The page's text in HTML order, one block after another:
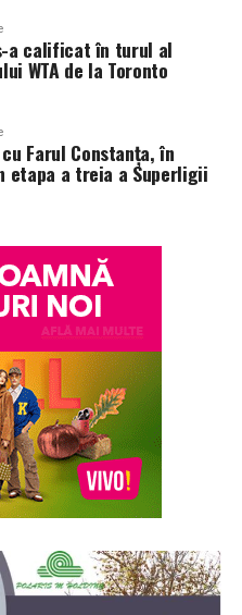
a calificat în turul al
WTA de la Toronto
Farul Constanța, în
etapa a treia a Superligii